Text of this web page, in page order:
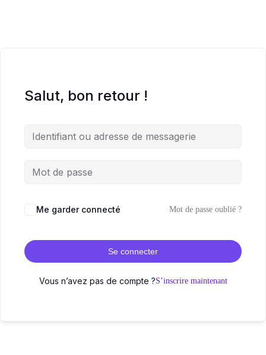
Salut, bon retour !
Me garder connecté Mot de passe oublié ?
Se connecter
Vous n’avez pas de compte ?S’inscrire maintenant